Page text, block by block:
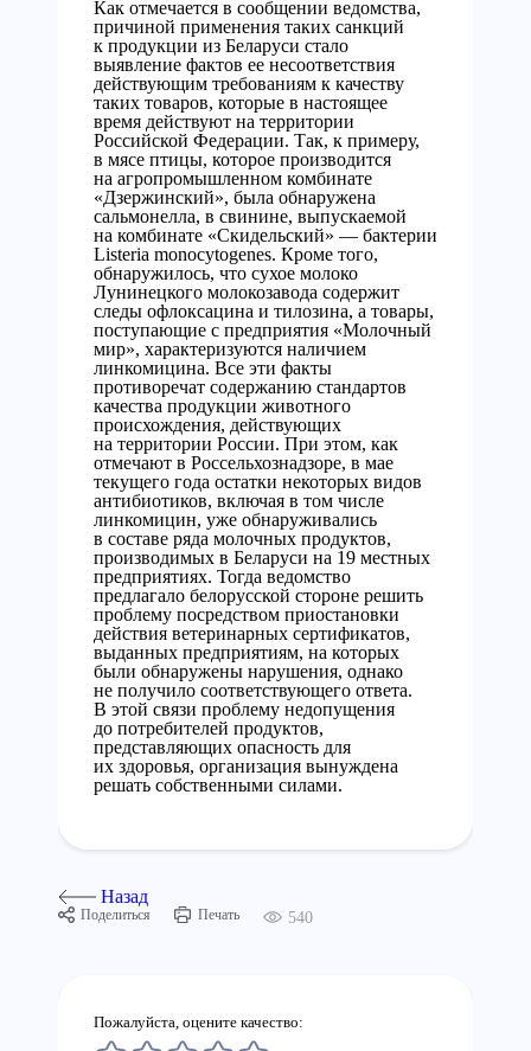
Как отмечается в сообщении ведомства,
причиной применения таких санкций
к продукции из Беларуси стало
выявление фактов ее несоответствия
действующим требованиям к качеству
таких товаров, которые в настоящее
время действуют на территории
Российской Федерации. Так, к примеру,
в мясе птицы, которое производится
на агропромышленном комбинате
«Дзержинский», была обнаружена
сальмонелла, в свинине, выпускаемой
на комбинате «Скидельский» — бактерии
Listeria monocytogenes. Кроме того,
обнаружилось, что сухое молоко
Лунинецкого молокозавода содержит
следы офлоксацина и тилозина, а товары,
поступающие с предприятия «Молочный
мир», характеризуются наличием
линкомицина. Все эти факты
противоречат содержанию стандартов
качества продукции животного
происхождения, действующих
на территории России. При этом, как
отмечают в Россельхознадзоре, в мае
текущего года остатки некоторых видов
антибиотиков, включая в том числе
линкомицин, уже обнаруживались
в составе ряда молочных продуктов,
производимых в Беларуси на 19 местных
предприятиях. Тогда ведомство
предлагало белорусской стороне решить
проблему посредством приостановки
действия ветеринарных сертификатов,
выданных предприятиям, на которых
были обнаружены нарушения, однако
не получило соответствующего ответа.
В этой связи проблему недопущения
до потребителей продуктов,
представляющих опасность для
их здоровья, организация вынуждена
решать собственными силами.
Назад
Поделиться Печать 540
Пожалуйста, оцените качество: